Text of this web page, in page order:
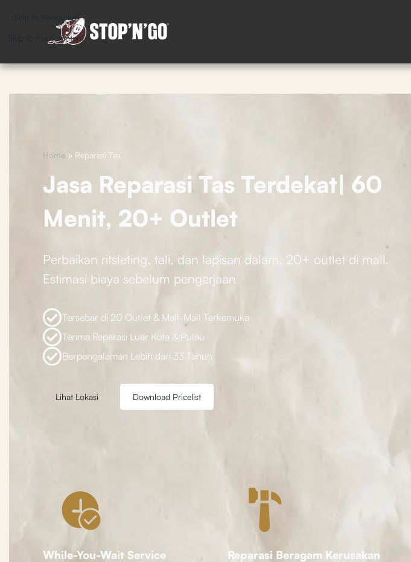
Skip to navigation
Skip to main content
Home » Reparasi Tas
Jasa Reparasi Tas Terdekat| 60
Menit, 20+ Outlet
Perbaikan ritsleting, tali, dan lapisan dalam. 20+ outlet di mall.
Estimasi biaya sebelum pengerjaan
Tersebar di 20 Outlet & Mall-Mall Terkemuka
Terima Reparasi Luar Kota & Pulau
Berpengalaman Lebih dari 33 Tahun
Lihat Lokasi Download Pricelist
While-You-Wait Service Reparasi Beragam Kerusakan